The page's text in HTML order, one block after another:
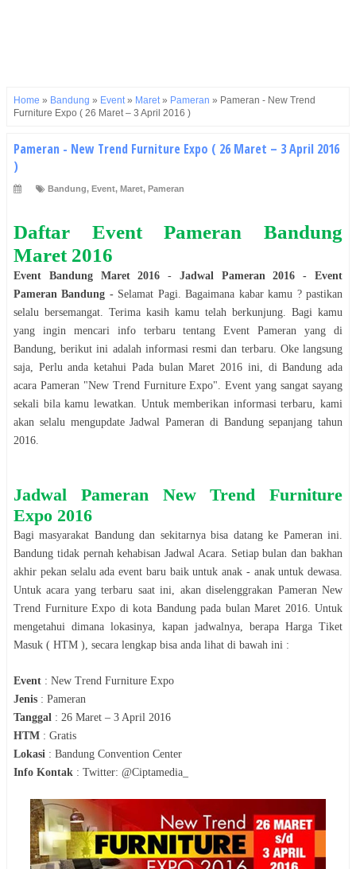
Home » Bandung » Event» Maret» Pameran » Pameran - New Trend
Furniture Expo ( 26 Maret – 3 April 2016 )
Pameran - New Trend Furniture Expo ( 26 Maret – 3 April 2016
)
Bandung, Event, Maret, Pameran
Daftar EventPameran
Bandung
Maret 2016
Event Bandung Maret 2016 - Jadwal Pameran 2016 - Event
Pameran Bandung - Selamat Pagi . Bagaimana kabar kamu ? pastikan
selalu bersemangat. Terima kasih kamu telah berkunjung. Bagi kamu
yang ingin mencari info terbaru tentang EventPameran yang di
Bandung , berikut ini adalah informasi resmi dan terbaru. Oke langsung
saja, Perlu anda ketahui Pada bulanMaret 2016 ini, diBandung ada
acara Pameran "New Trend Furniture Expo". Event yang sangat sayang
sekali bila kamu lewatkan. Untuk memberikan informasi terbaru, kami
akan selalu mengupdate Jadwal Pameran di Bandungsepanjang tahun
2016
Jadwal Pameran
New Trend Furniture
Expo 2016
Bagi masyarakat Bandungdan sekitarnya bisa datang ke Pameran ini.
Bandung tidak pernah kehabisan Jadwal Acara. Setiap bulan dan bakhan
akhir pekan selalu ada event baru baik untuk anak - anak untuk dewasa.
Untuk acara yang terbaru saat ini, akan diselenggrakan Pameran New
Trend Furniture Expo di kota Bandungpada bulan Maret 2016. Untuk
mengetahui dimana lokasinya, kapan jadwalnya, berapa Harga Tiket
Masuk ( HTM ), secara lengkap bisa anda lihat di bawah ini :
Event : New Trend Furniture Expo
Jenis : Pameran
Tanggal : 26 Maret – 3 April 2016
HTM : Gratis
Lokasi : Bandung Convention Center
Info Kontak : Twitter: @Ciptamedia_